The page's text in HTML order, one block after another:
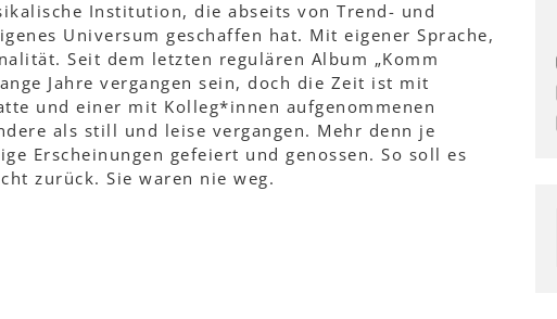
Institution, die abseits von Trend- und
Universum geschaffen hat. Mit eigener Sprache,
Seit dem letzten regulären Album „Komm
Jahre vergangen sein, doch die Zeit ist mit
und einer mit Kolleg*innen aufgenommenen
als still und leise vergangen. Mehr denn je
Erscheinungen gefeiert und genossen. So soll es
zurück. Sie waren nie weg.